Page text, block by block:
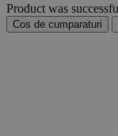
Product was
Cos de cumparaturi